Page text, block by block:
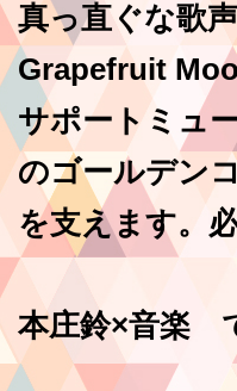
真っ直ぐな歌
Grapefruit
サポートミュ
のゴールデン
を支えます。
本庄鈴×音楽